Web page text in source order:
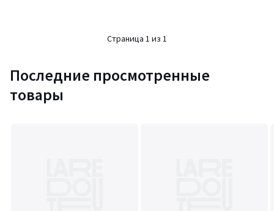
Страница 1 из 1
Последние просмотренные
товары